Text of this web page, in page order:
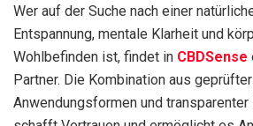
Wer auf der Suche nach einer
Entspannung, mentale Klarheit und
Wohlbefinden ist, findet in CBDSense
Partner. Die Kombination aus
Anwendungsformen und